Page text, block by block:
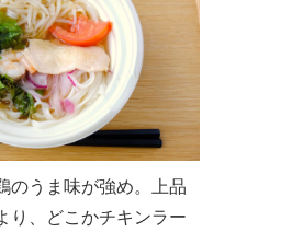
のうま味が強め。上品
り、どこかチキンラー